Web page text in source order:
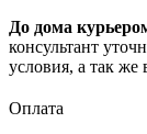
До дома
консультант
условия, а так
Оплата